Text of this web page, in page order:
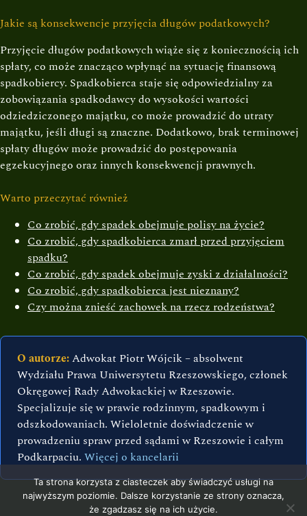
Jakie są konsekwencje przyjęcia długów podatkowych?
Przyjęcie długów podatkowych wiąże się z koniecznością ich
spłaty, co może znacząco wpłynąć na sytuację finansową
spadkobiercy. Spadkobierca staje się odpowiedzialny za
zobowiązania spadkodawcy do wysokości wartości
odziedziczonego majątku, co może prowadzić do utraty
majątku, jeśli długi są znaczne. Dodatkowo, brak terminowej
spłaty długów może prowadzić do postępowania
egzekucyjnego oraz innych konsekwencji prawnych.
Warto przeczytać również
Co zrobić, gdy spadek obejmuje polisy na życie?
Co zrobić, gdy spadkobierca zmarł przed przyjęciem
spadku?
Co zrobić, gdy spadek obejmuje zyski z działalności?
Co zrobić, gdy spadkobierca jest nieznany?
Czy można znieść zachowek na rzecz rodzeństwa?
O autorze:Adwokat Piotr Wójcik – absolwent
Wydziału Prawa Uniwersytetu Rzeszowskiego, członek
Okręgowej Rady Adwokackiej w Rzeszowie.
Specjalizuje się w prawie rodzinnym, spadkowym i
odszkodowaniach. Wieloletnie doświadczenie w
prowadzeniu spraw przed sądami w Rzeszowie i całym
Podkarpaciu. Więcej o kancelarii
Ta strona korzysta z ciasteczek aby świadczyć usługi na
najwyższym poziomie. Dalsze korzystanie ze strony oznacza,
że zgadzasz się na ich użycie.